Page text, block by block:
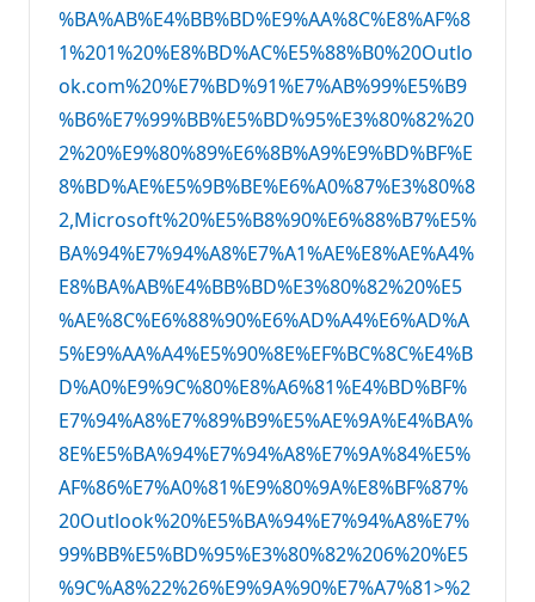
%BA%AB%E4%BB%BD%E9%AA%8C%E8%AF%8
1%201%20%E8%BD%AC%E5%88%B0%20Outlo
ok.com%20%E7%BD%91%E7%AB%99%E5%B9
%B6%E7%99%BB%E5%BD%95%E3%80%82%20
2%20%E9%80%89%E6%8B%A9%E9%BD%BF%E
8%BD%AE%E5%9B%BE%E6%A0%87%E3%80%8
2,Microsoft%20%E5%B8%90%E6%88%B7%E5%
BA%94%E7%94%A8%E7%A1%AE%E8%AE%A4%
E8%BA%AB%E4%BB%BD%E3%80%82%20%E5
%AE%8C%E6%88%90%E6%AD%A4%E6%AD%A
5%E9%AA%A4%E5%90%8E%EF%BC%8C%E4%B
D%A0%E9%9C%80%E8%A6%81%E4%BD%BF%
E7%94%A8%E7%89%B9%E5%AE%9A%E4%BA%
8E%E5%BA%94%E7%94%A8%E7%9A%84%E5%
AF%86%E7%A0%81%E9%80%9A%E8%BF%87%
20Outlook%20%E5%BA%94%E7%94%A8%E7%
99%BB%E5%BD%95%E3%80%82%206%20%E5
%9C%A8%22%26%E9%9A%90%E7%A7%81>%2